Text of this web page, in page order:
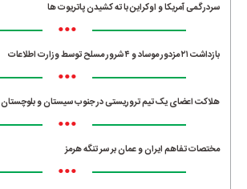
سردرگمی آمریکا و اوکراین با ته کشیدن پاتریوت ها
•••
بازداشت ۲۱ مزدور موساد و ۴ شرور مسلح توسط وزارت اطلاعات
•••
هلاکت اعضای یک تیم تروریستی در جنوب سیستان و بلوچستان
•••
مختصات تفاهم ایران و عمان بر سر تنگه هرمز
•••